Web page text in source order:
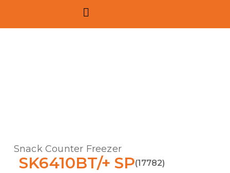
Snack Counter Freezer
SK6410BT/+ SP(17782)